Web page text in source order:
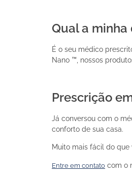
Qual a
É o seu médico
Nano ™, nossos
Prescrição
Já conversou com o
conforto de sua casa.
Muito mais fácil do que
Entre em contato com o